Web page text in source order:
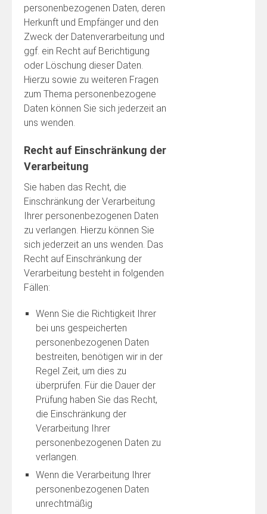
personenbezogenen Daten, deren
Herkunft und Empfänger und den
Zweck der Datenverarbeitung und
ggf. ein Recht auf Berichtigung
oder Löschung dieser Daten.
Hierzu sowie zu weiteren Fragen
zum Thema personenbezogene
Daten können Sie sich jederzeit an
uns wenden.
Recht auf Einschränkung der
Verarbeitung
Sie haben das Recht, die
Einschränkung der Verarbeitung
Ihrer personenbezogenen Daten
zu verlangen. Hierzu können Sie
sich jederzeit an uns wenden. Das
Recht auf Einschränkung der
Verarbeitung besteht in folgenden
Fällen:
Wenn Sie die Richtigkeit Ihrer
bei uns gespeicherten
personenbezogenen Daten
bestreiten, benötigen wir in der
Regel Zeit, um dies zu
überprüfen. Für die Dauer der
Prüfung haben Sie das Recht,
die Einschränkung der
Verarbeitung Ihrer
personenbezogenen Daten zu
verlangen.
Wenn die Verarbeitung Ihrer
personenbezogenen Daten
unrechtmäßig